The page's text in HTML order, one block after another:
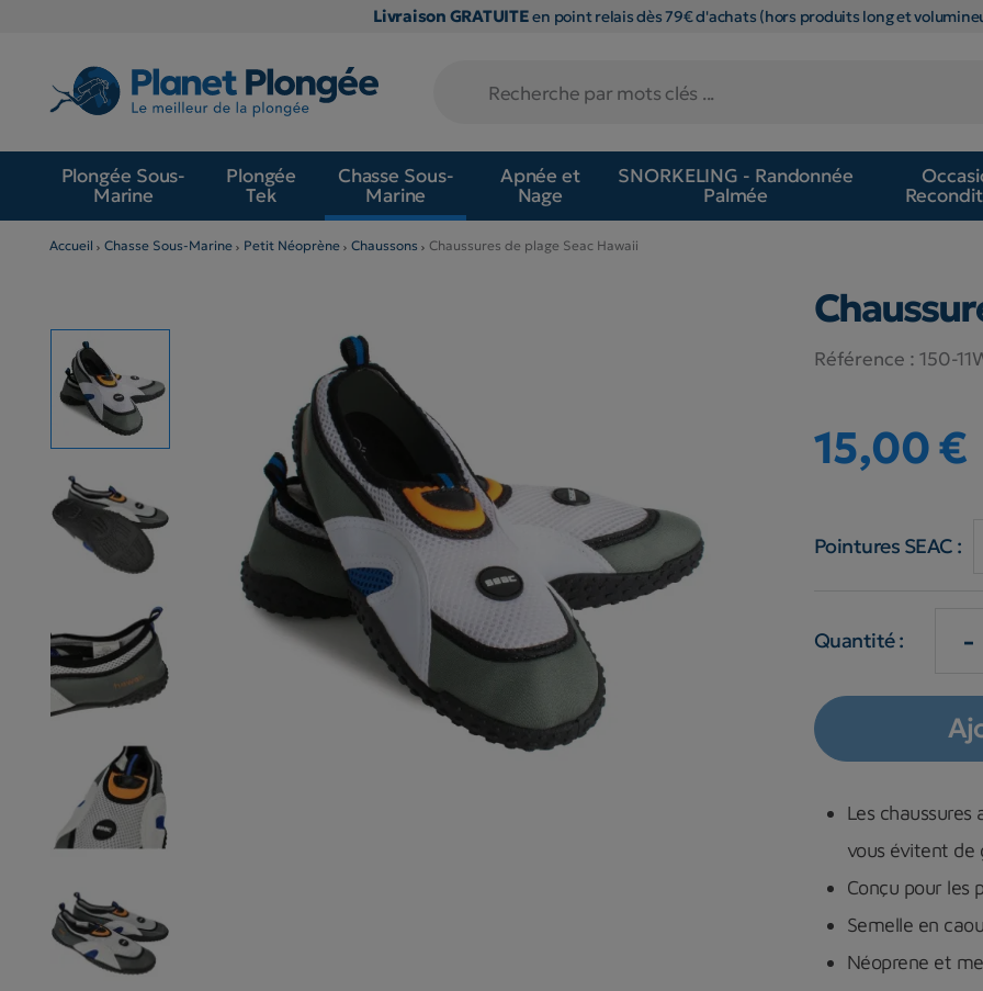
Livraison GRATUITEen point relais dès 79€ d'achats (hors produits long et
Plongée Sous-
Marine
Plongée
Tek
Chasse Sous-
Marine
Apnée et
Nage
SNORKELING - Randonnée
Palmée
Accueil Chasse Sous-Marine Petit Néoprène Chaussons Chaussures de plage Seac Hawaii
Référence : 150-
15,00 €
Pointures SEAC :
Quantité : -
Les
vous évitent de
Conçu pour les
Semelle en
Néoprene et